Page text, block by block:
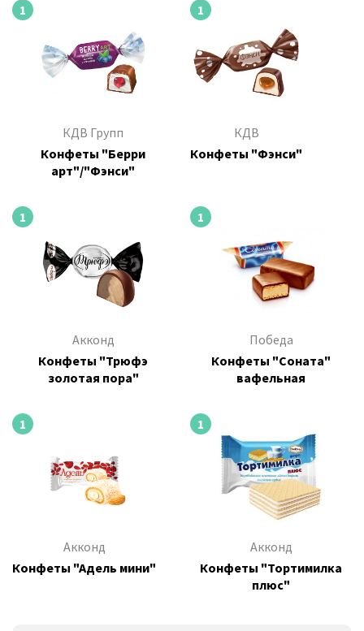
1
КДВ Групп
Конфеты "Берри
арт"/"Фэнси"
1
КДВ
Конфеты "Фэнси"
1
Акконд
Конфеты "Трюфэ
золотая пора"
1
Победа
Конфеты "Соната"
вафельная
1
Акконд
Конфеты "Адель мини"
1
Акконд
Конфеты "Тортимилка
плюс"